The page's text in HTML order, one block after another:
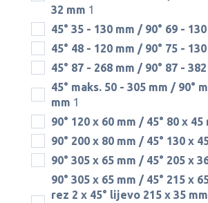
32 mm 1
45° 35 - 130 mm / 90° 69 -
45° 48 - 120 mm / 90° 75 -
45° 87 - 268 mm / 90° 87 -
45° maks. 50 - 305 mm / 90°
mm 1
90° 120 x 60 mm / 45° 80 x 45
90° 200 x 80 mm / 45° 130 x
90° 305 x 65 mm / 45° 205 x
90° 305 x 65 mm / 45° 215 x
rez 2 x 45° lijevo 215 x 35